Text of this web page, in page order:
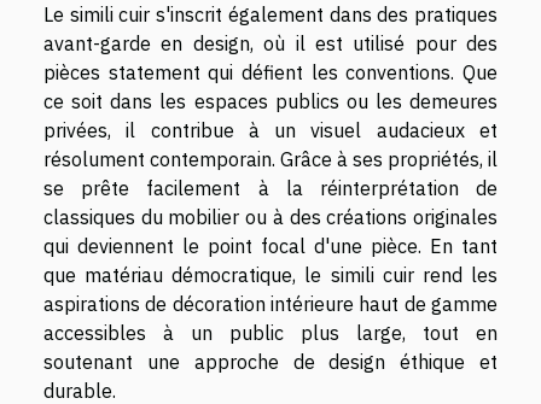
Le simili cuir s'inscrit également dans des pratiques
avant-garde en design, où il est utilisé pour des
pièces statement qui défient les conventions. Que
ce soit dans les espaces publics ou les demeures
privées, il contribue à un visuel audacieux et
résolument contemporain. Grâce à ses propriétés, il
se prête facilement à la réinterprétation de
classiques du mobilier ou à des créations originales
qui deviennent le point focal d'une pièce. En tant
que matériau démocratique, le simili cuir rend les
aspirations de décoration intérieure haut de gamme
accessibles à un public plus large, tout en
soutenant une approche de design éthique et
durable.